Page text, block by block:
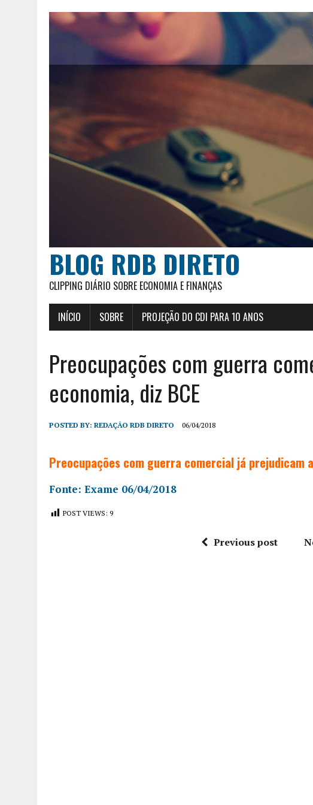
BLOG RDB DIRETO
CLIPPING DIÁRIO SOBRE ECONOMIA E FINANÇAS
INÍCIO SOBRE PROJEÇÃO DO CDI PARA 10 ANOS
Preocupações com guerra
economia, diz BCE
POSTED BY: REDAÇÃO RDB DIRETO 06/04/2018
Preocupações com guerra comercial já prejudicam
Fonte: Exame 06/04/2018
POST VIEWS: 9
Previous post